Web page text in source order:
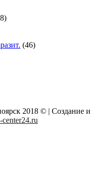
(46)
2018 © | Создание и